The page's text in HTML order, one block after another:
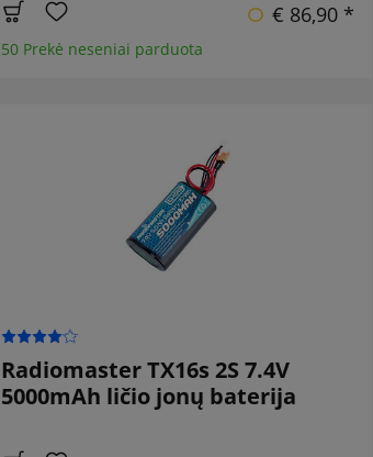
€ 86,90 *
50 Prekė neseniai parduota
Radiomaster TX16s 2S 7.4V
5000mAh ličio jonų baterija